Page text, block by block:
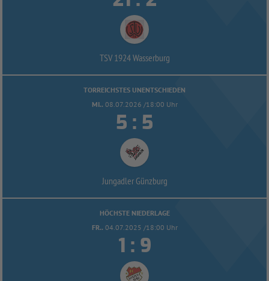
TSV 1924 Wasserburg
TORREICHSTES UNENTSCHIEDEN
MI.. 08.07.2026 /18:00 Uhr
 : 
Jungadler Günzburg
HÖCHSTE NIEDERLAGE
FR.. 04.07.2025 /18:00 Uhr
 : 